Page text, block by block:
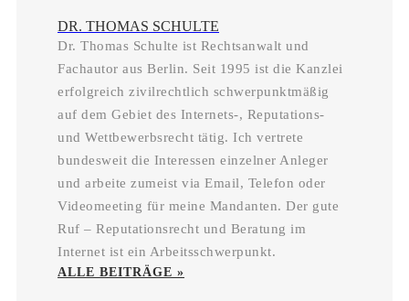
DR. THOMAS SCHULTE
Dr. Thomas Schulte ist Rechtsanwalt und
Fachautor aus Berlin. Seit 1995 ist die Kanzlei
erfolgreich zivilrechtlich schwerpunktmäßig
auf dem Gebiet des Internets-, Reputations-
und Wettbewerbsrecht tätig. Ich vertrete
bundesweit die Interessen einzelner Anleger
und arbeite zumeist via Email, Telefon oder
Videomeeting für meine Mandanten. Der gute
Ruf – Reputationsrecht und Beratung im
Internet ist ein Arbeitsschwerpunkt.
ALLE BEITRÄGE »